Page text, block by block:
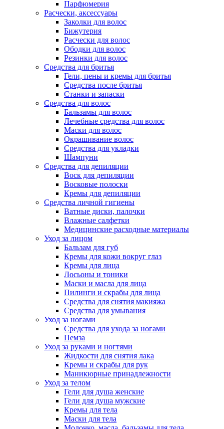
Парфюмерия
Расчески, аксессуары
Заколки для волос
Бижутерия
Расчески для волос
Ободки для волос
Резинки для волос
Средства для бритья
Гели, пены и кремы для бритья
Средства после бритья
Станки и запаски
Средства для волос
Бальзамы для волос
Лечебные средства для волос
Маски для волос
Окрашивание волос
Средства для укладки
Шампуни
Средства для депиляции
Воск для депиляции
Восковые полоски
Кремы для депиляции
Средства личной гигиены
Ватные диски, палочки
Влажные салфетки
Медицинские расходные материалы
Уход за лицом
Бальзам для губ
Кремы для кожи вокруг глаз
Кремы для лица
Лосьоны и тоники
Маски и масла для лица
Пилинги и скрабы для лица
Средства для снятия макияжа
Средства для умывания
Уход за ногами
Средства для ухода за ногами
Пемза
Уход за руками и ногтями
Жидкости для снятия лака
Кремы и скрабы для рук
Маникюрные принадлежности
Уход за телом
Гели для душа женские
Гели для душа мужские
Кремы для тела
Маски для тела